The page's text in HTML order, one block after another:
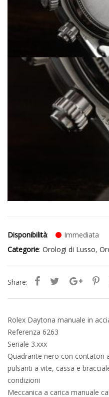
Disponibilità:
Immediata
Categorie: Orologi di Lusso,
Share:
Rolex Daytona manuale in
Referenza 6263
Seriale 3.xxx
Quadrante nero con contatori
pulsanti a vite, cassa e
condizioni
Meccanica a carica manuale